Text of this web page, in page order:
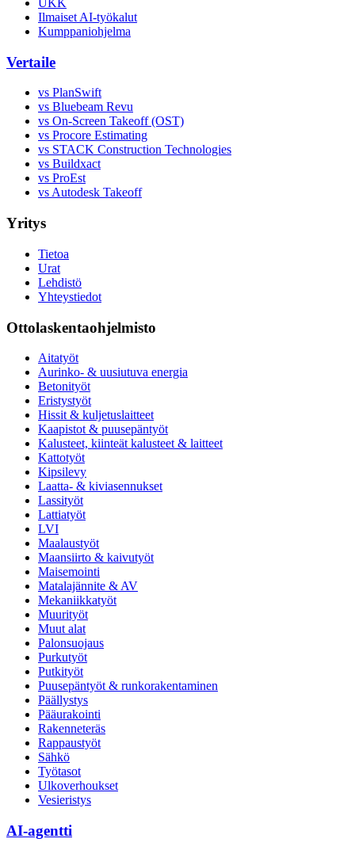
UKK
Ilmaiset AI-työkalut
Kumppaniohjelma
Vertaile
vs PlanSwift
vs Bluebeam Revu
vs On-Screen Takeoff (OST)
vs Procore Estimating
vs STACK Construction Technologies
vs Buildxact
vs ProEst
vs Autodesk Takeoff
Yritys
Tietoa
Urat
Lehdistö
Yhteystiedot
Ottolaskentaohjelmisto
Aitatyöt
Aurinko- & uusiutuva energia
Betonityöt
Eristystyöt
Hissit & kuljetuslaitteet
Kaapistot & puusepäntyöt
Kalusteet, kiinteät kalusteet & laitteet
Kattotyöt
Kipsilevy
Laatta- & kiviasennukset
Lassityöt
Lattiatyöt
LVI
Maalaustyöt
Maansiirto & kaivutyöt
Maisemointi
Matalajännite & AV
Mekaniikkatyöt
Muurityöt
Muut alat
Palonsuojaus
Purkutyöt
Putkityöt
Puusepäntyöt & runkorakentaminen
Päällystys
Pääurakointi
Rakenneteräs
Rappaustyöt
Sähkö
Työtasot
Ulkoverhoukset
Vesieristys
AI-agentti